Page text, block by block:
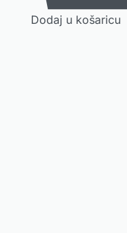
Dodaj u košaricu